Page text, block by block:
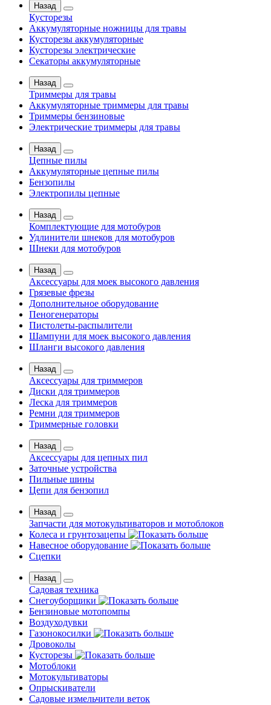
Назад
Кусторезы
Аккумуляторные ножницы для травы
Кусторезы аккумуляторные
Кусторезы электрические
Секаторы аккумуляторные
Назад
Триммеры для травы
Аккумуляторные триммеры для травы
Триммеры бензиновые
Электрические триммеры для травы
Назад
Цепные пилы
Аккумуляторные цепные пилы
Бензопилы
Электропилы цепные
Назад
Комплектующие для мотобуров
Удлинители шнеков для мотобуров
Шнеки для мотобуров
Назад
Аксессуары для моек высокого давления
Грязевые фрезы
Дополнительное оборудование
Пеногенераторы
Пистолеты-распылители
Шампуни для моек высокого давления
Шланги высокого давления
Назад
Аксессуары для триммеров
Диски для триммеров
Леска для триммеров
Ремни для триммеров
Триммерные головки
Назад
Аксессуары для цепных пил
Заточные устройства
Пильные шины
Цепи для бензопил
Назад
Запчасти для мотокультиваторов и мотоблоков
Колеса и грунтозацепы
Навесное оборудование
Сцепки
Назад
Садовая техника
Снегоуборщики
Бензиновые мотопомпы
Воздуходувки
Газонокосилки
Дровоколы
Кусторезы
Мотоблоки
Мотокультиваторы
Опрыскиватели
Садовые измельчители веток